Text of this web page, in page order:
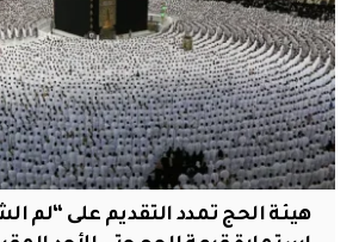
هيئة الحج تمدد التقديم على “لم